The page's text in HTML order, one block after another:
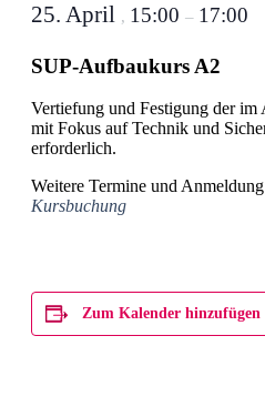
25. April , 15:00 – 17:00
SUP-Aufbaukurs A2
Vertiefung und Festigung der
mit Fokus auf Technik und
erforderlich.
Weitere Termine und
Kursbuchung
Zum Kalender hinzufügen